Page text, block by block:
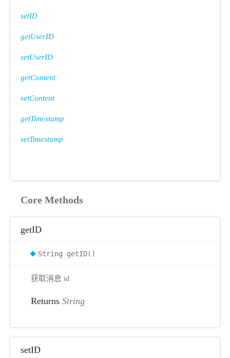
setID
getUserID
setUserID
getContent
setContent
getTimestamp
setTimestamp
Core Methods
getID
String getID()
获取消息 id
Returns String
setID